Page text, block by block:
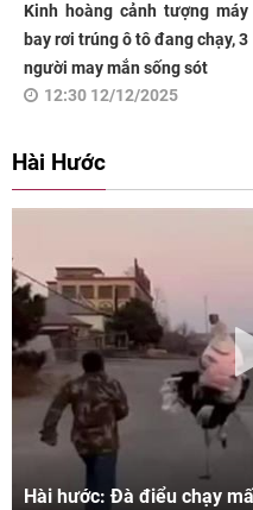
Kinh hoàng cảnh tượng máy
bay rơi trúng ô tô đang chạy, 3
người may mắn sống sót
12:30 12/12/2025
Hài Hước
Hài hước: Đà điểu chạy